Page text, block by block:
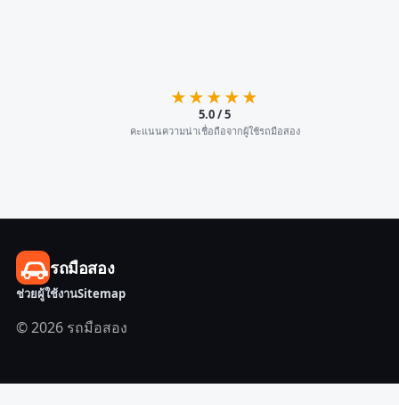
★★★★★
5.0 / 5
คะแนนความน่าเชื่อถือจากผู้ใช้รถมือสอง
รถมือสอง
ช่วยผู้ใช้งานSitemap
© 2026 รถมือสอง